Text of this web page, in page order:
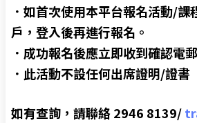
．如首次使用本平台報名活動/課
戶，登入後再進行報名。
．成功報名後應立即收到確認電
．此活動不設任何出席證明/證書
如有查詢，請聯絡 2946 8139/